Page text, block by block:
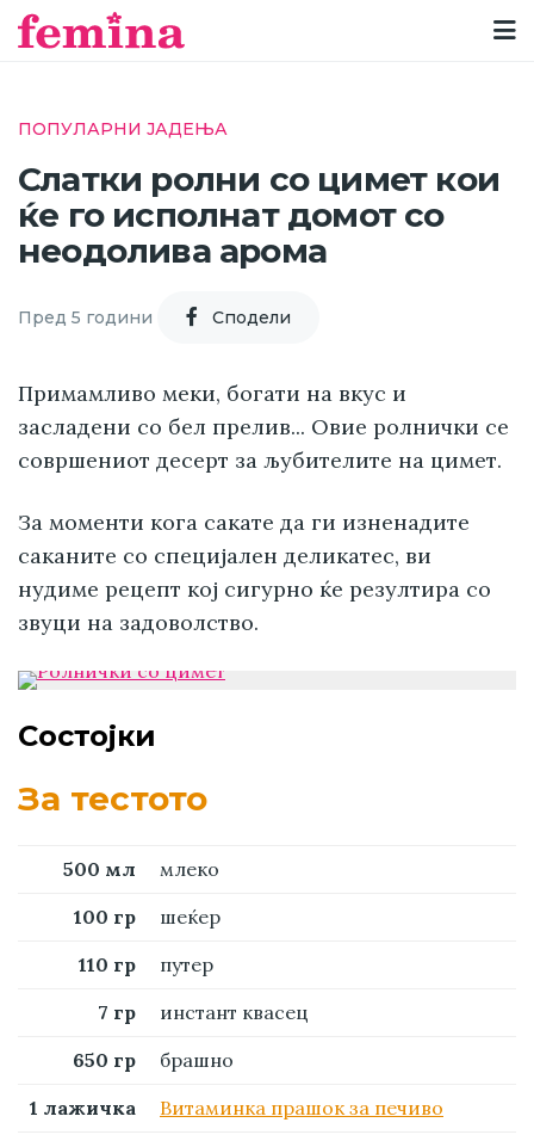
ПОПУЛАРНИ ЈАДЕЊА
Слатки ролни со цимет кои
ќе го исполнат домот со
неодолива арома
Пред 5 години Cподели
Примамливо меки, богати на вкус и
засладени со бел прелив... Овие ролнички се
совршениот десерт за љубителите на цимет.
За моменти кога сакате да ги изненадите
саканите со специјален деликатес, ви
нудиме рецепт кој сигурно ќе резултира со
звуци на задоволство.
Состојки
За тестото
500 мл
млеко
100 гр
шеќер
110 гр
путер
7 гр
инстант квасец
650 гр
брашно
1 лажичка
Витаминка прашок за печиво